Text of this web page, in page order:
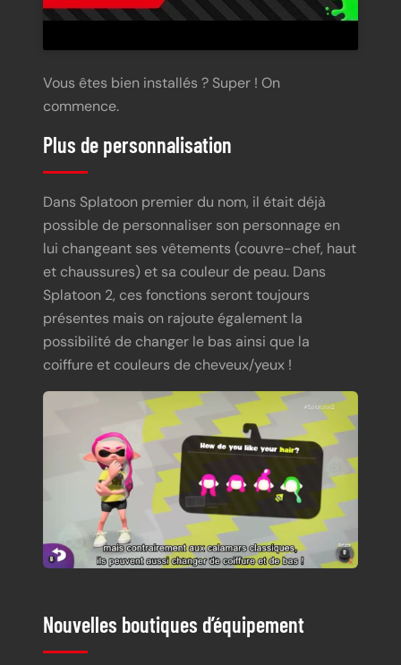
Vous êtes bien installés ? Super ! On
commence.
Plus de personnalisation
Dans Splatoon premier du nom, il était déjà
possible de personnaliser son personnage en
lui changeant ses vêtements (couvre-chef, haut
et chaussures) et sa couleur de peau. Dans
Splatoon 2, ces fonctions seront toujours
présentes mais on rajoute également la
possibilité de changer le bas ainsi que la
coiffure et couleurs de cheveux/yeux !
Nouvelles boutiques d’équipement